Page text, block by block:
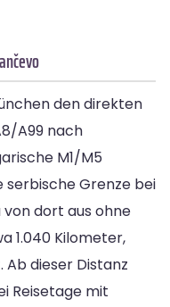
den direkten
A99 nach
M1/M5
serbische Grenze bei
dort aus ohne
1.040 Kilometer,
Ab dieser Distanz
Reisetage mit